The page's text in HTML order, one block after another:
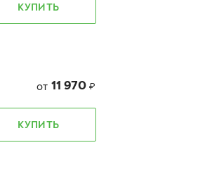
КУПИТЬ
от 11 970 ₽
КУПИТЬ